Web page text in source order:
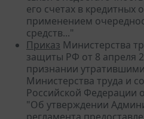
его счетах в кредитных
применением
средств..."
Приказ Министерства
защиты РФ от 8 апреля
признании
Министерства труда и
Российской Федерации
"Об утверждении